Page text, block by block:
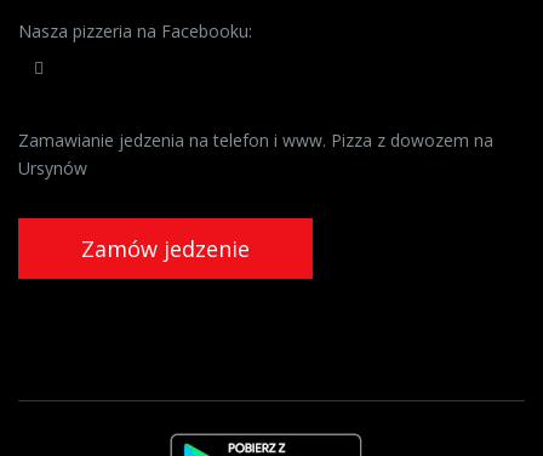
Nasza pizzeria na Facebooku:
Zamawianie jedzenia na telefon i www. Pizza z dowozem na
Ursynów
Zamów jedzenie